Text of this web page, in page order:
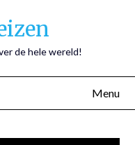
de hele wereld!
Menu